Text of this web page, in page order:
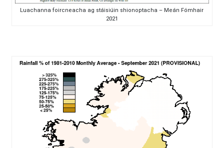
Luachanna foircneacha ag stáisiúin shionoptacha – Meán Fómhair
2021